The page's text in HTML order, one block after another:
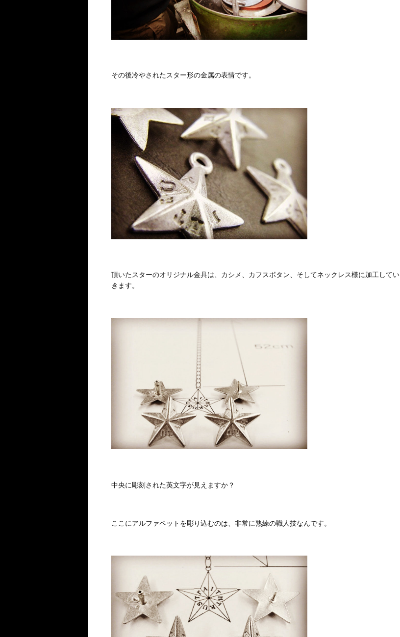
その後冷やされたスター形の金属の表情です。
頂いたスターのオリジナル金具は、カシメ、カフスボタン、そしてネックレス様に加工してい
きます。
中央に彫刻された英文字が見えますか？
ここにアルファベットを彫り込むのは、非常に熟練の職人技なんです。